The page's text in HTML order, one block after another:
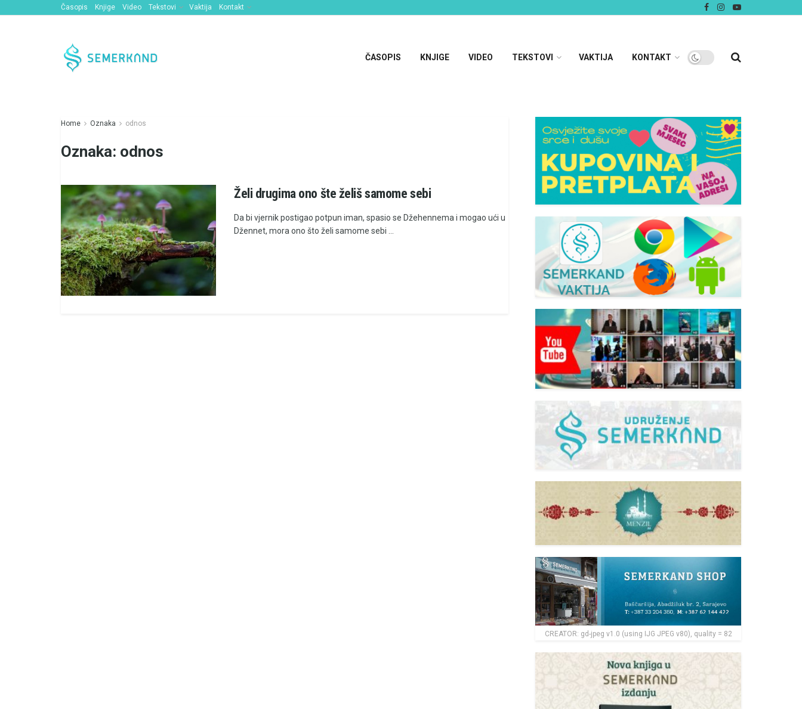
Časopis Knjige Video Tekstovi Vaktija Kontakt
ČASOPIS KNJIGE VIDEO TEKSTOVI VAKTIJA KONTAKT
Home Oznaka odnos
Oznaka: odnos
Želi drugima ono šte želiš samome sebi
Da bi vjernik postigao potpun iman, spasio se Džehennema i mogao ući u
Džennet, mora ono što želi samome sebi ...
CREATOR: gd-jpeg v1.0 (using IJG JPEG v80), quality = 82